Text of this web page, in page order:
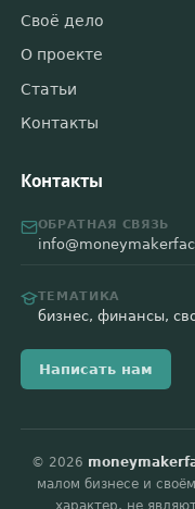
Своё дело
О проекте
Статьи
Контакты
Контакты
ОБРАТНАЯ СВЯЗЬ
ТЕМАТИКА
бизнес, финансы,
Написать нам
© 2026
малом бизнесе и
характер, не